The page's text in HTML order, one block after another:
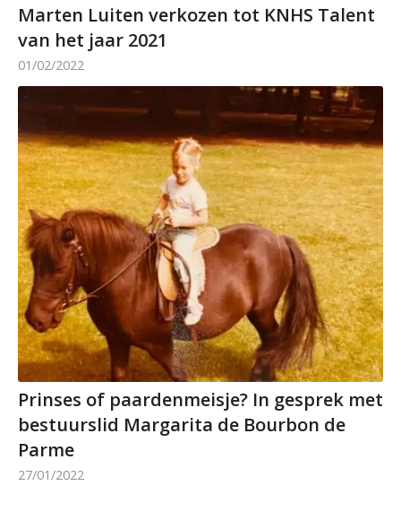
Marten Luiten verkozen tot KNHS Talent
van het jaar 2021
01/02/2022
Prinses of paardenmeisje? In gesprek met
bestuurslid Margarita de Bourbon de
Parme
27/01/2022